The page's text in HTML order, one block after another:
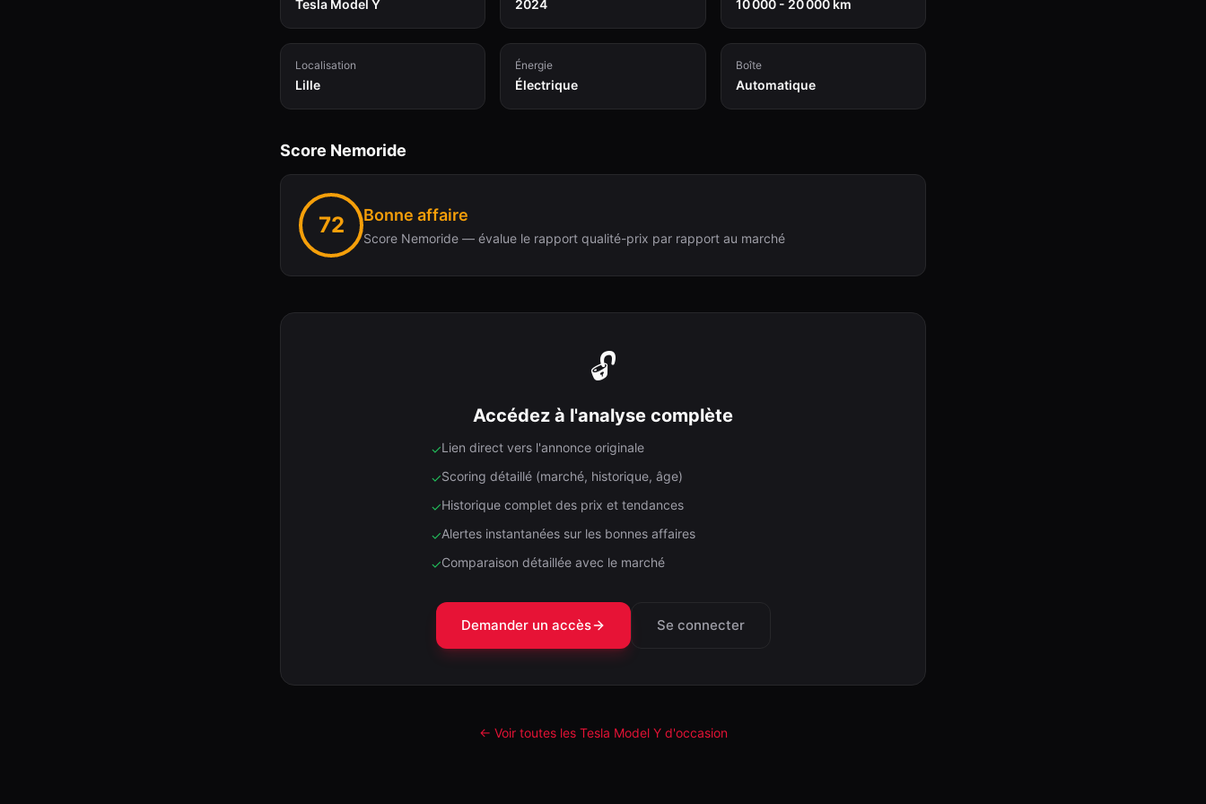
Tesla Model Y 2024 10 000 - 20 000 km
Localisation
Lille
Énergie
Électrique
Boîte
Automatique
Score Nemoride
72 Bonne affaire
Score Nemoride — évalue le rapport qualité-prix par rapport au marché
🔓
Accédez à l'analyse complète
✓Lien direct vers l'annonce originale
✓Scoring détaillé (marché, historique, âge)
✓Historique complet des prix et tendances
✓Alertes instantanées sur les bonnes affaires
✓Comparaison détaillée avec le marché
Demander un accès Se connecter
← Voir toutes les Tesla Model Yd'occasion